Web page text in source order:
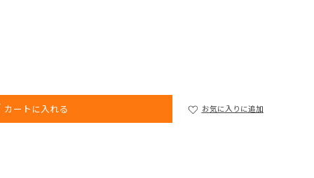
カートに入れる お気に入りに追加